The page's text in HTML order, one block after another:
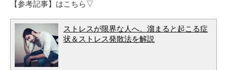
【参考記事】はこちら▽
ストレスが限界な人へ。溜まると起こる症
状＆ストレス発散法を解説